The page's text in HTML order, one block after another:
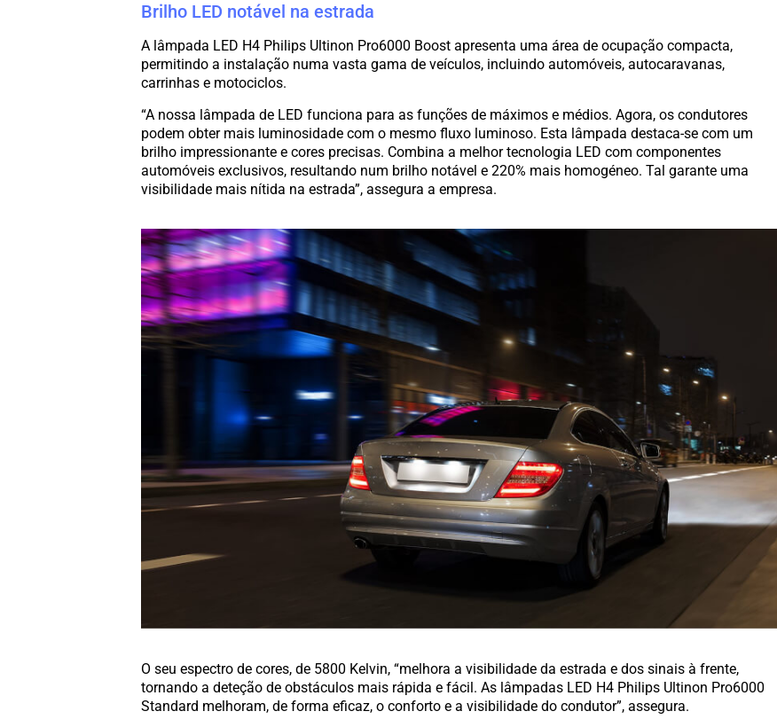
Brilho LED notável na estrada
A lâmpada LED H4 Philips Ultinon Pro6000 Boost apresenta uma área de ocupação compacta,
permitindo a instalação numa vasta gama de veículos, incluindo automóveis, autocaravanas,
carrinhas e motociclos.
“A nossa lâmpada de LED funciona para as funções de máximos e médios. Agora, os condutores
podem obter mais luminosidade com o mesmo fluxo luminoso. Esta lâmpada destaca-se com um
brilho impressionante e cores precisas. Combina a melhor tecnologia LED com componentes
automóveis exclusivos, resultando num brilho notável e 220% mais homogéneo. Tal garante uma
visibilidade mais nítida na estrada”, assegura a empresa.
O seu espectro de cores, de 5800 Kelvin, “melhora a visibilidade da estrada e dos sinais à frente,
tornando a deteção de obstáculos mais rápida e fácil. As lâmpadas LED H4 Philips Ultinon Pro6000
Standard melhoram, de forma eficaz, o conforto e a visibilidade do condutor”, assegura.